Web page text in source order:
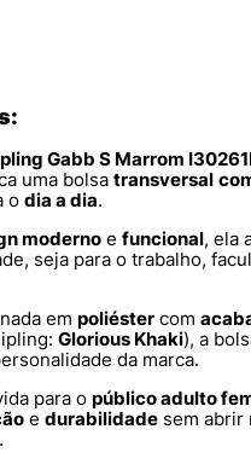
Gabb S Marrom
uma bolsa transversal
o dia a dia.
moderno e funcional, ela
seja para o trabalho,
em poliéster com
Glorious Khaki), a
da marca.
para o público adulto
e durabilidade sem abrir